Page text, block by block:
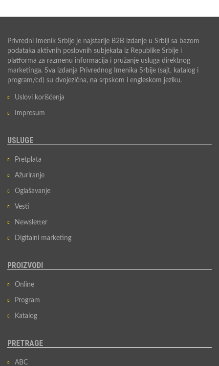
Privredni Imenik Srbije je najstarije B2B izdanje u Srbiji sa bazom
podataka aktivnih poslovnih subjekata iz Republike Srbije i
platforma za razmenu informacija i pružanje usluga direktnog
marketinga. Sva izdanja Privrednog Imenika Srbije (sajt, katalog i
program/cd) su dvojezična, na srpskom i engleskom jeziku.
Uslovi korišćenja
Impresum
USLUGE
Pretplata
Ažuriranje
Oglašavanje
Vesti
Newsletter
Digitalni marketing
PROIZVODI
Online
Program
Katalog
PRETRAGE
ABC